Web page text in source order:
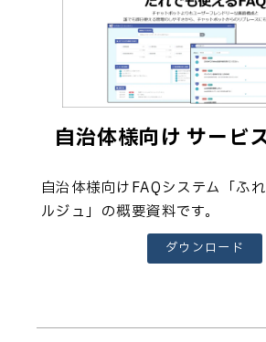
自治体様向け サービ
自治体様向けFAQシステム「ふ
ルジュ」の概要資料です。
ダウンロード